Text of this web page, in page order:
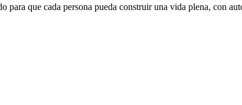
para que cada persona pueda construir una vida plena, con